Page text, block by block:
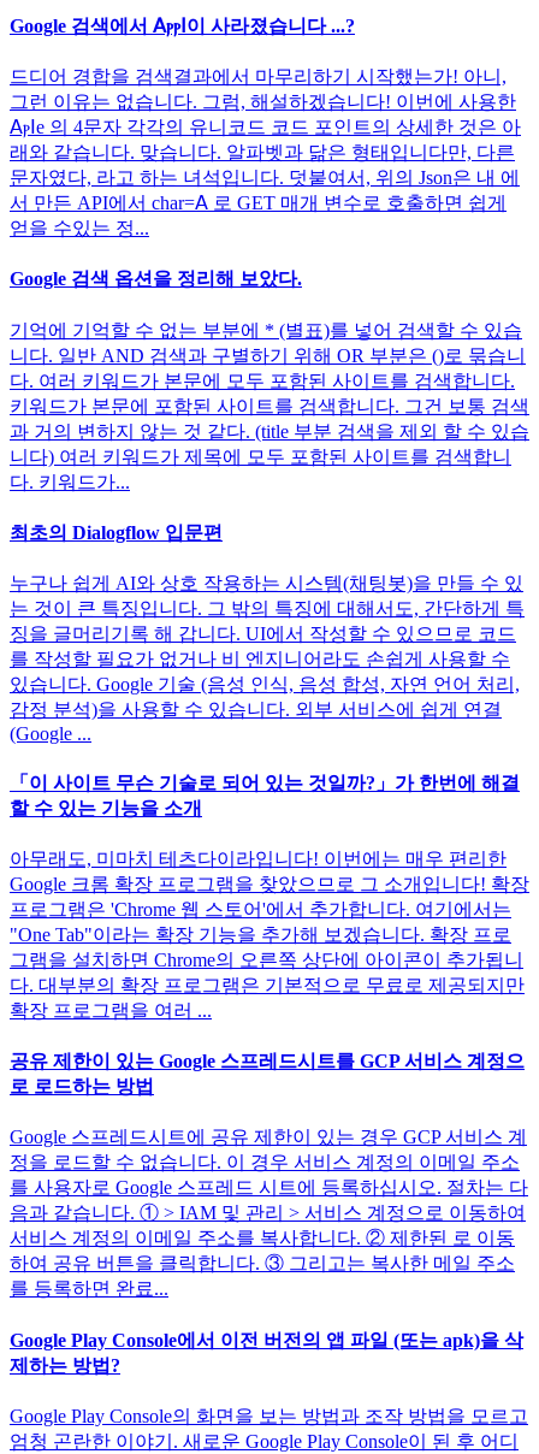
Google 검색에서 ꓮⲣⲣꓲ이 사라졌습니다 ...?
드디어 경합을 검색결과에서 마무리하기 시작했는가! 아니,
그런 이유는 없습니다. 그럼, 해설하겠습니다! 이번에 사용한
ꓮⲣꓲе 의 4문자 각각의 유니코드 코드 포인트의 상세한 것은 아
래와 같습니다. 맞습니다. 알파벳과 닮은 형태입니다만, 다른
문자였다, 라고 하는 녀석입니다. 덧붙여서, 위의 Json은 내 에
서 만든 API에서 char=ꓮ 로 GET 매개 변수로 호출하면 쉽게
얻을 수있는 정...
Google 검색 옵션을 정리해 보았다.
기억에 기억할 수 없는 부분에 * (별표)를 넣어 검색할 수 있습
니다. 일반 AND 검색과 구별하기 위해 OR 부분은 ()로 묶습니
다. 여러 키워드가 본문에 모두 포함된 사이트를 검색합니다.
키워드가 본문에 포함된 사이트를 검색합니다. 그건 보통 검색
과 거의 변하지 않는 것 같다. (title 부분 검색을 제외 할 수 있습
니다) 여러 키워드가 제목에 모두 포함된 사이트를 검색합니
다. 키워드가...
최초의 Dialogflow 입문편
누구나 쉽게 AI와 상호 작용하는 시스템(채팅봇)을 만들 수 있
는 것이 큰 특징입니다. 그 밖의 특징에 대해서도, 간단하게 특
징을 글머리기록 해 갑니다. UI에서 작성할 수 있으므로 코드
를 작성할 필요가 없거나 비 엔지니어라도 손쉽게 사용할 수
있습니다. Google 기술 (음성 인식, 음성 합성, 자연 언어 처리,
감정 분석)을 사용할 수 있습니다. 외부 서비스에 쉽게 연결
(Google ...
「이 사이트 무슨 기술로 되어 있는 것일까?」가 한번에 해결
할 수 있는 기능을 소개
아무래도, 미마치 테츠다이라입니다! 이번에는 매우 편리한
Google 크롬 확장 프로그램을 찾았으므로 그 소개입니다! 확장
프로그램은 'Chrome 웹 스토어'에서 추가합니다. 여기에서는
"One Tab"이라는 확장 기능을 추가해 보겠습니다. 확장 프로
그램을 설치하면 Chrome의 오른쪽 상단에 아이콘이 추가됩니
다. 대부분의 확장 프로그램은 기본적으로 무료로 제공되지만
확장 프로그램을 여러 ...
공유 제한이 있는 Google 스프레드시트를 GCP 서비스 계정으
로 로드하는 방법
Google 스프레드시트에 공유 제한이 있는 경우 GCP 서비스 계
정을 로드할 수 없습니다. 이 경우 서비스 계정의 이메일 주소
를 사용자로 Google 스프레드 시트에 등록하십시오. 절차는 다
음과 같습니다. ① > IAM 및 관리 > 서비스 계정으로 이동하여
서비스 계정의 이메일 주소를 복사합니다. ② 제한된 로 이동
하여 공유 버튼을 클릭합니다. ③ 그리고는 복사한 메일 주소
를 등록하면 완료...
Google Play Console에서 이전 버전의 앱 파일 (또는 apk)을 삭
제하는 방법?
Google Play Console의 화면을 보는 방법과 조작 방법을 모르고
엄청 곤란한 이야기. 새로운 Google Play Console이 된 후 어디